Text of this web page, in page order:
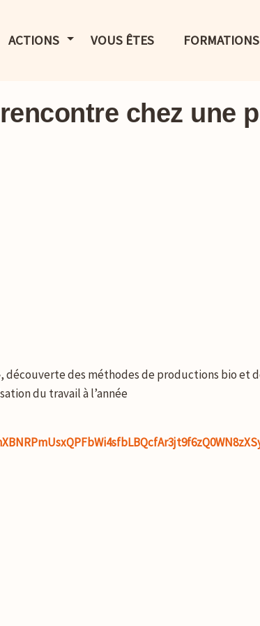
LE MENU
ACTIONS AFFICHER LE MENU
VOUS ÊTES FORMATIONS
chez une
découverte des méthodes de productions bio et
du travail à l’année